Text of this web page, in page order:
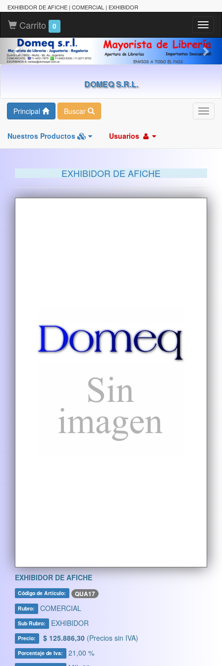
EXHIBIDOR DE AFICHE | COMERCIAL | EXHIBIDOR
Carrito 0
DOMEQ S.R.L.
Principal Buscar
Nuestros Productos Usuarios
EXHIBIDOR DE AFICHE
EXHIBIDOR DE AFICHE
Código de Artículo: QUA17
Rubro: COMERCIAL
Sub Rubro: EXHIBIDOR
Precio: $ 125.886,30 (Precios sin IVA)
Porcentaje de Iva: 21,00 %